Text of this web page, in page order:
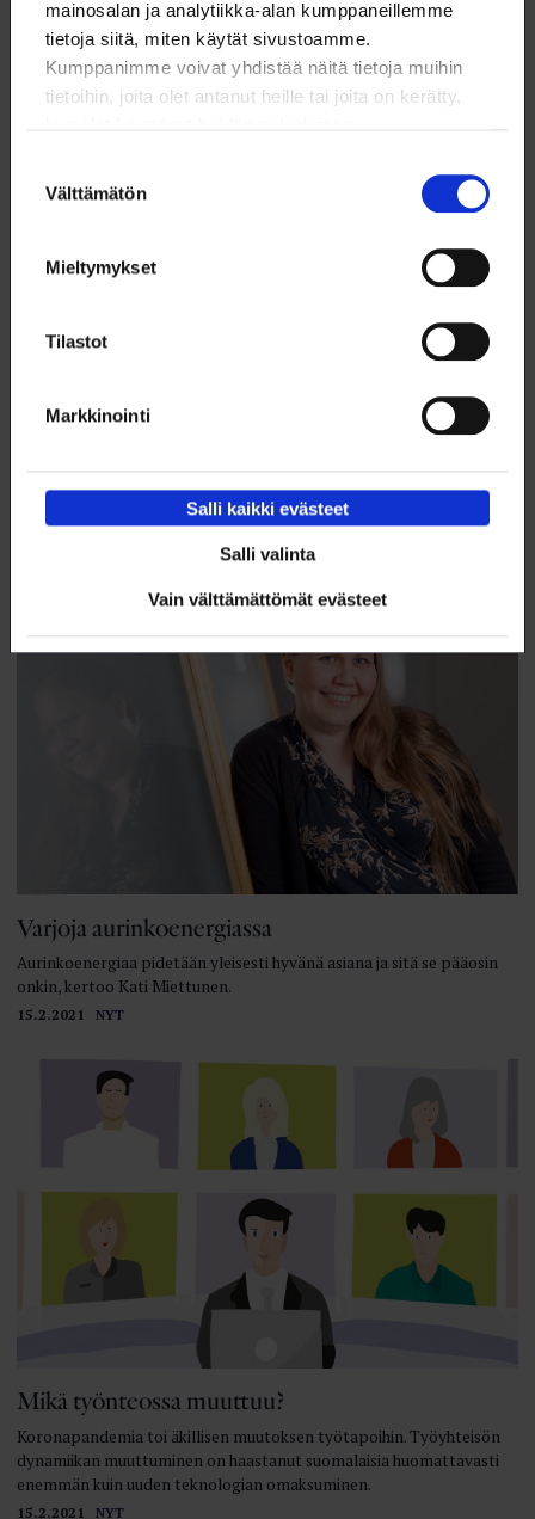
mainosalan ja analytiikka-alan kumppaneillemme
tietoja siitä, miten käytät sivustoamme.
Kumppanimme voivat yhdistää näitä tietoja muihin
tietoihin, joita olet antanut heille tai joita on kerätty,
valinta
Välttämätön
Mieltymykset
Tilastot
Markkinointi
Salli kaikki evästeet
Salli valinta
Vain välttämättömät evästeet
Sture Lindholmin Suomen 100-vuotisjuhlaksi julkaistu kirja
Tammisaaren vankileiristä kertoo, miten kaikki meni pieleen, kun
keinot sotarikosten selvittämiseksi ja tekijöiden tuomitsemiseksi ja
15.2.2021 NYT
Varjoja aurinkoenergiassa
Aurinkoenergiaa pidetään yleisesti hyvänä asiana ja sitä se pääosin
onkin, kertoo Kati Miettunen.
15.2.2021 NYT
Mikä työnteossa muuttuu?
Koronapandemia toi äkillisen muutoksen työtapoihin. Työyhteisön
dynamiikan muuttuminen on haastanut suomalaisia huomattavasti
enemmän kuin uuden teknologian omaksuminen.